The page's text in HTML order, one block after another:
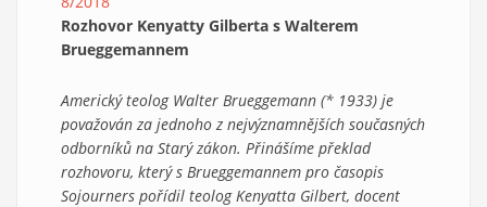
Rozhovor Kenyatty Gilberta s Walterem
Brueggemannem
Americký teolog Walter Brueggemann (* 1933) je
považován za jednoho z nejvýznamnějších současných
odborníků na Starý zákon. Přinášíme překlad
rozhovoru, který s Brueggemannem pro časopis
Sojourners pořídil teolog Kenyatta Gilbert, docent